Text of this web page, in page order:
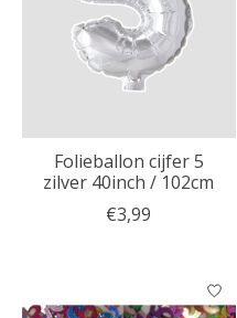
Folieballon cijfer 5
zilver 40inch / 102cm
€3,99